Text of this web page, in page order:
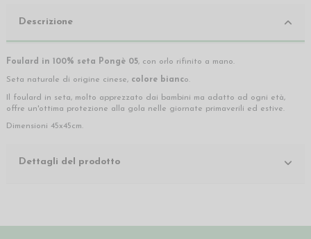
Descrizione
Foulard in 100% seta Pongè 05, con orlo rifinito a mano.
Seta naturale di origine cinese, colore bianco.
Il foulard in seta, molto apprezzato dai bambini ma adatto ad ogni età,
offre un'ottima protezione alla gola nelle giornate primaverili ed estive.
Dimensioni 45x45cm.
Dettagli del prodotto